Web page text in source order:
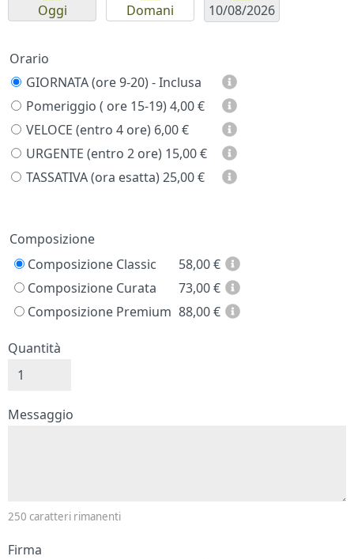
Oggi Domani
Orario
GIORNATA (ore 9-20) - Inclusa
Pomeriggio ( ore 15-19) 4,00 €
VELOCE (entro 4 ore) 6,00 €
URGENTE (entro 2 ore) 15,00 €
TASSATIVA (ora esatta) 25,00 €
Prezzo
Composizione
Composizione Classic
58,00€
Composizione Curata
73,00€
Composizione Premium 88,00€
Quantità
Messaggio e firma
Messaggio
250 caratteri rimanenti
Firma